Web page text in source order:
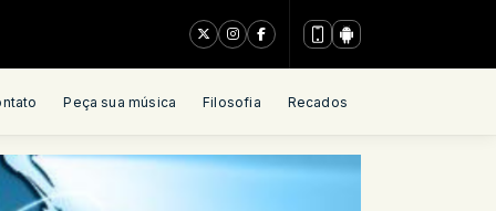
Peça sua música Filosofia Recados